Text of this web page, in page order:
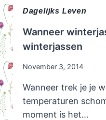
Dagelijks Leven
Wanneer
winterjassen
November 3, 2014
Wanneer trek je je
temperaturen
moment is het…